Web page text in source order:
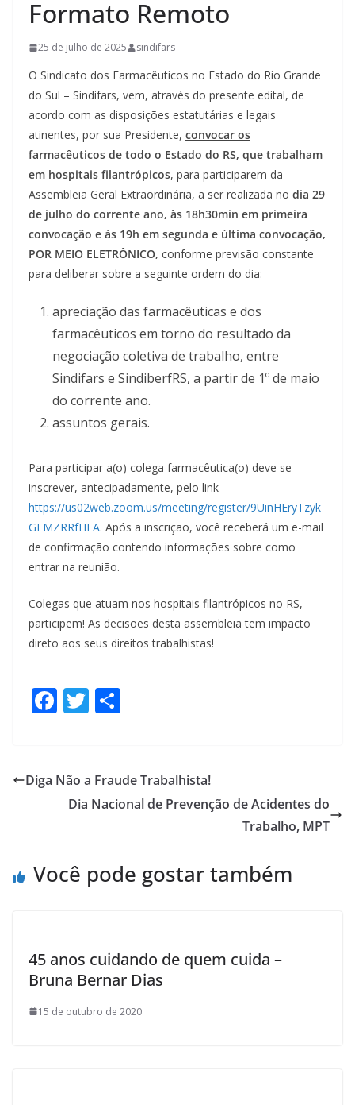
Formato Remoto
25 de julho de 2025 sindifars
O Sindicato dos Farmacêuticos no Estado do Rio Grande
do Sul – Sindifars, vem, através do presente edital, de
acordo com as disposições estatutárias e legais
atinentes, por sua Presidente, convocar os
farmacêuticos de todo o Estado do RS, que trabalham
em hospitais filantrópicos, para participarem da
Assembleia Geral Extraordinária, a ser realizada no dia 29
de julho do corrente ano, às 18h30min em primeira
convocação e às 19h em segunda e última convocação,
POR MEIO ELETRÔNICO, conforme previsão constante
para deliberar sobre a seguinte ordem do dia:
apreciação das farmacêuticas e dos
farmacêuticos em torno do resultado da
negociação coletiva de trabalho, entre
Sindifars e SindiberfRS, a partir de 1º de maio
do corrente ano.
assuntos gerais.
Para participar a(o) colega farmacêutica(o) deve se
inscrever, antecipadamente, pelo link
https://us02web.zoom.us/meeting/register/9UinHEryTzyk
GFMZRRfHFA. Após a inscrição, você receberá um e-mail
de confirmação contendo informações sobre como
entrar na reunião.
Colegas que atuam nos hospitais filantrópicos no RS,
participem! As decisões desta assembleia tem impacto
direto aos seus direitos trabalhistas!
F
b
o
T
er e
Diga Não a Fraude Trabalhista!
Dia Nacional de Prevenção de Acidentes do
Trabalho, MPT
Você pode gostar também
45 anos cuidando de quem cuida –
Bruna Bernar Dias
15 de outubro de 2020